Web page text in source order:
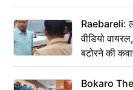
Raebareli:
वीडियो
बटोरने की
Bokaro